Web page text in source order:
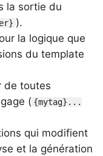
la sortie du
).
la logique que
du template
de toutes
( {mytag}...
qui modifient
et la génération